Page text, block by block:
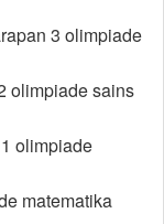
3 olimpiade
olimpiade sains
olimpiade
matematika